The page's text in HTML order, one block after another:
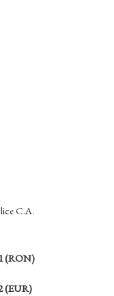
C.A.
(RON)
(EUR)